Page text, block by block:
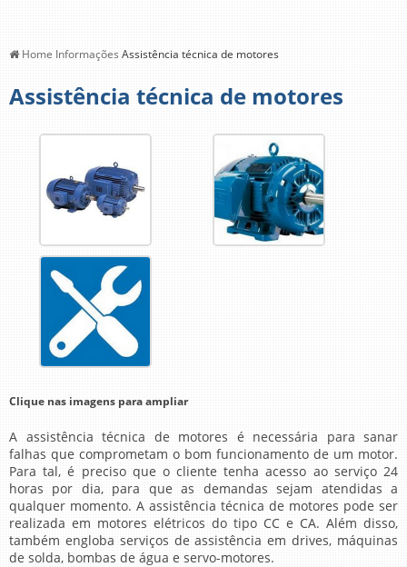
Home Informações Assistência técnica de motores
Assistência técnica de motores
Clique nas imagens para ampliar
A assistência técnica de motores é necessária para sanar
falhas que comprometam o bom funcionamento de um motor.
Para tal, é preciso que o cliente tenha acesso ao serviço 24
horas por dia, para que as demandas sejam atendidas a
qualquer momento. A assistência técnica de motores pode ser
realizada em motores elétricos do tipo CC e CA. Além disso,
também engloba serviços de assistência em drives, máquinas
de solda, bombas de água e servo-motores.